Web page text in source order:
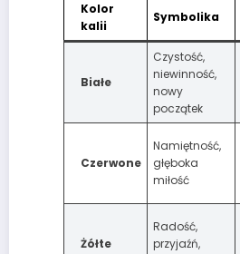
Kolor
kalii
Symbolika
Białe
Czystość,
niewinność,
nowy
początek
Czerwone
Namiętność,
głęboka
miłość
Żółte
Radość,
przyjaźń,